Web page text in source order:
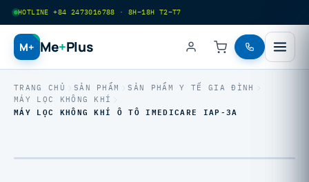
HOTLINE +84 2473016788 · 8H–18H T2–T7
M+ Me+Plus
TRANG CHỦ SẢN PHẨM
SẢN PHẨM Y TẾ GIA ĐÌNH
MÁY LỌC KHÔNG KHÍ
MÁY LỌC KHÔNG KHÍ Ô TÔ IMEDICARE IAP-3A